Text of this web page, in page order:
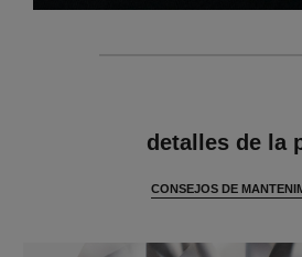
detalles de la
CONSEJOS DE